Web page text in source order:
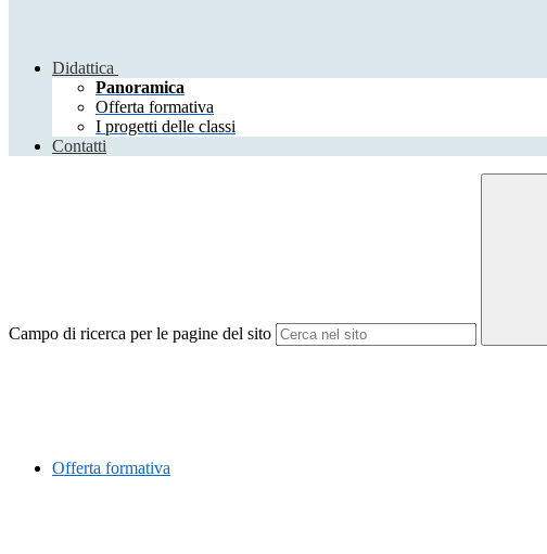
Didattica
Panoramica
Offerta formativa
I progetti delle classi
Contatti
Campo di ricerca per le pagine del sito
Offerta formativa